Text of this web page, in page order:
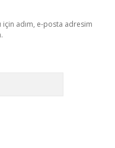
için adım, e-posta adresim